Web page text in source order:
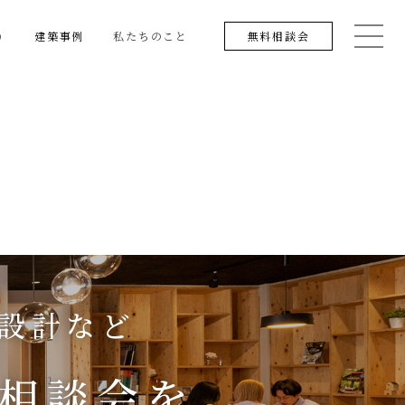
建築事例 私たちのこと 無料相談会
計など